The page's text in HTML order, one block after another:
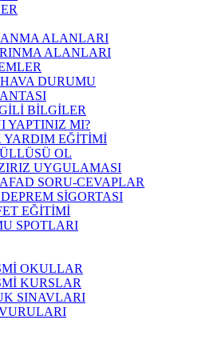
ALANLARI
ALANLARI
DURUMU
BİLGİLER
YAPTINIZ MI?
YARDIM EĞİTİMİ
OL
UYGULAMASI
SORU-CEVAPLAR
SİGORTASI
EĞİTİMİ
SPOTLARI
OKULLAR
KURSLAR
SINAVLARI